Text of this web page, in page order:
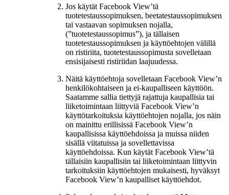
Jos käytät Facebook View’tä
tuotetestaussopimuksen, beetatestaussopimuksen
tai vastaavan sopimuksen nojalla,
(”tuotetestaussopimus”), ja tällaisen
tuotetestaussopimuksen ja käyttöehtojen välillä
on ristiriita, tuotetestaussopimusta sovelletaan
ensisijaisesti ristiriidan laajuudessa.
Näitä käyttöehtoja sovelletaan Facebook View’n
henkilökohtaiseen ja ei-kaupalliseen käyttöön.
Saatamme sallia tiettyjä rajattuja kaupallisia tai
liiketoimintaan liittyviä Facebook View’n
käyttötarkoituksia käyttöehtojen nojalla, jos näin
on mainittu erillisissä Facebook View’n
kaupallisissa käyttöehdoissa ja muissa niiden
sisällä viitatuissa ja sovellettavissa
käyttöehdoissa. Kun käytät Facebook View’tä
tällaisiin kaupallisiin tai liiketoimintaan liittyvin
tarkoituksiin käyttöehtojen mukaisesti, hyväksyt
Facebook View’n kaupalliset käyttöehdot.